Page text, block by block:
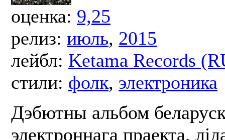
оценка: 9,25
релиз: июль, 2015
лейбл: Ketama Records
стили: фолк, электроника
Дэбютны альбом
электроннага праекта,